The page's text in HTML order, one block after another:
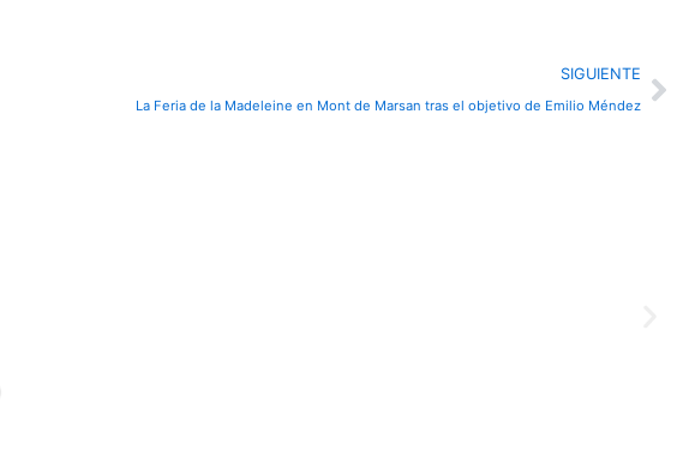
SIGUIENTE
La Feria de la Madeleine en Mont de Marsan tras el objetivo de Emilio Méndez